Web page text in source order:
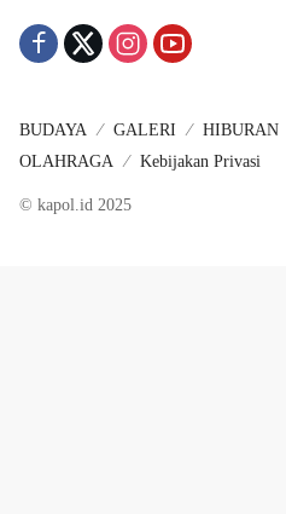
BUDAYA GALERI HIBURAN
OLAHRAGA
Kebijakan Privasi
© kapol.id 2025